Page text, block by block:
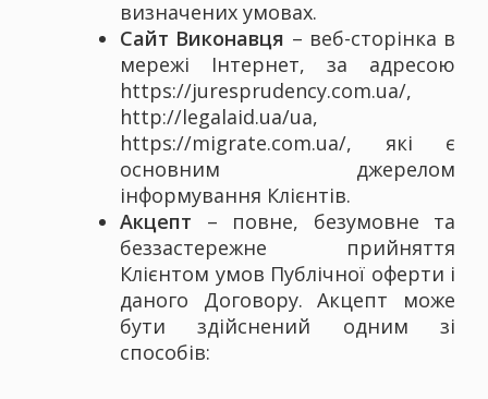
визначених умовах.
Cайт Виконавця – веб-сторінка в
мережі Інтернет, за адресою
https://juresprudency.com.ua/,
http://legalaid.ua/ua,
https://migrate.com.ua/, які є
основним джерелом
інформування Клієнтів.
Акцепт – повне, безумовне та
беззастережне прийняття
Клієнтом умов Публічної оферти і
даного Договору. Акцепт може
бути здійснений одним зі
способів: